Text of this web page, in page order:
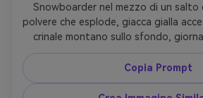
Snowboarder nel mezzo di un salto
polvere che esplode, giacca gialla
crinale montano sullo sfondo,
scatto Nikon Z9, 70-200mm f/
soggetto nitido, composizione
editoriale sportivo, particelle di neve
Copia Prompt